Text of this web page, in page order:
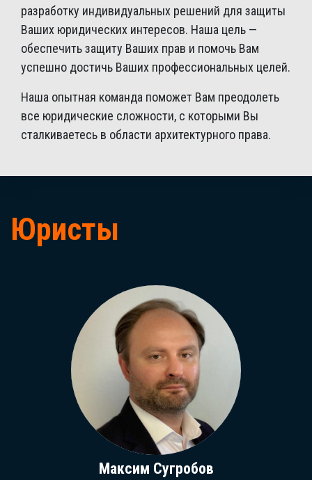
разработку индивидуальных решений для защиты
Ваших юридических интересов. Наша цель —
обеспечить защиту Ваших прав и помочь Вам
успешно достичь Ваших профессиональных целей.
Наша опытная команда поможет Вам преодолеть
все юридические сложности, с которыми Вы
сталкиваетесь в области архитектурного права.
Юристы
Максим Сугробов